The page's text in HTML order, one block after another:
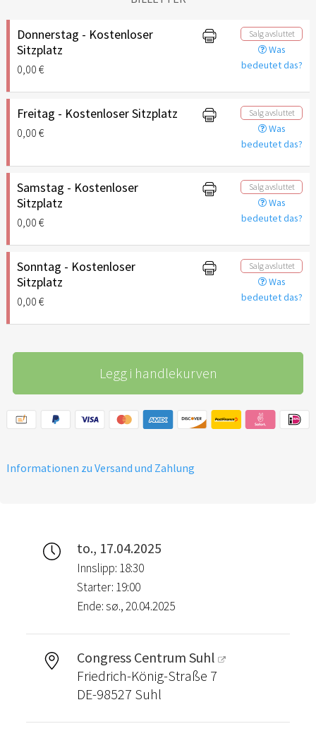
Donnerstag - Kostenloser
Sitzplatz
0,00 €
Salg avsluttet
Was
bedeutet das?
Freitag - Kostenloser Sitzplatz
0,00 €
Salg avsluttet
Was
bedeutet das?
Samstag - Kostenloser
Sitzplatz
0,00 €
Salg avsluttet
Was
bedeutet das?
Sonntag - Kostenloser
Sitzplatz
0,00 €
Salg avsluttet
Was
bedeutet das?
Legg i handlekurven
Informationen zu Versand und Zahlung
to., 17.04.2025
Innslipp: 18:30
Starter: 19:00
Ende: sø., 20.04.2025
Congress Centrum Suhl
Friedrich-König-Straße 7
DE-98527 Suhl